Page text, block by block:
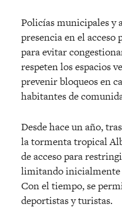
Policías municipales y
presencia en el
para evitar
respeten los espacios
prevenir bloqueos en
habitantes de
Desde hace un año,
la tormenta tropical
de acceso para
limitando inicialmente
Con el tiempo, se
deportistas y turistas.